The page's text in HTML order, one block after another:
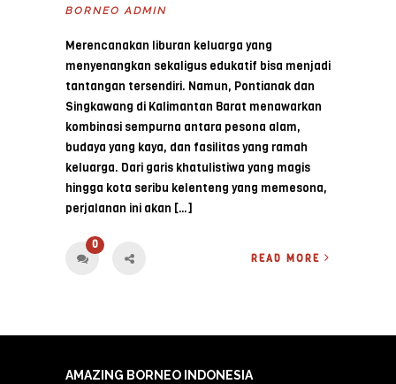
BORNEO ADMIN
Merencanakan liburan keluarga yang
menyenangkan sekaligus edukatif bisa menjadi
tantangan tersendiri. Namun, Pontianak dan
Singkawang di Kalimantan Barat menawarkan
kombinasi sempurna antara pesona alam,
budaya yang kaya, dan fasilitas yang ramah
keluarga. Dari garis khatulistiwa yang magis
hingga kota seribu kelenteng yang memesona,
perjalanan ini akan […]
0
READ MORE
AMAZING BORNEO INDONESIA